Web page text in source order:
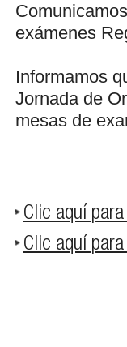
exámenes
Informamos
Jornada de
mesas de
Clic aquí
Clic aquí